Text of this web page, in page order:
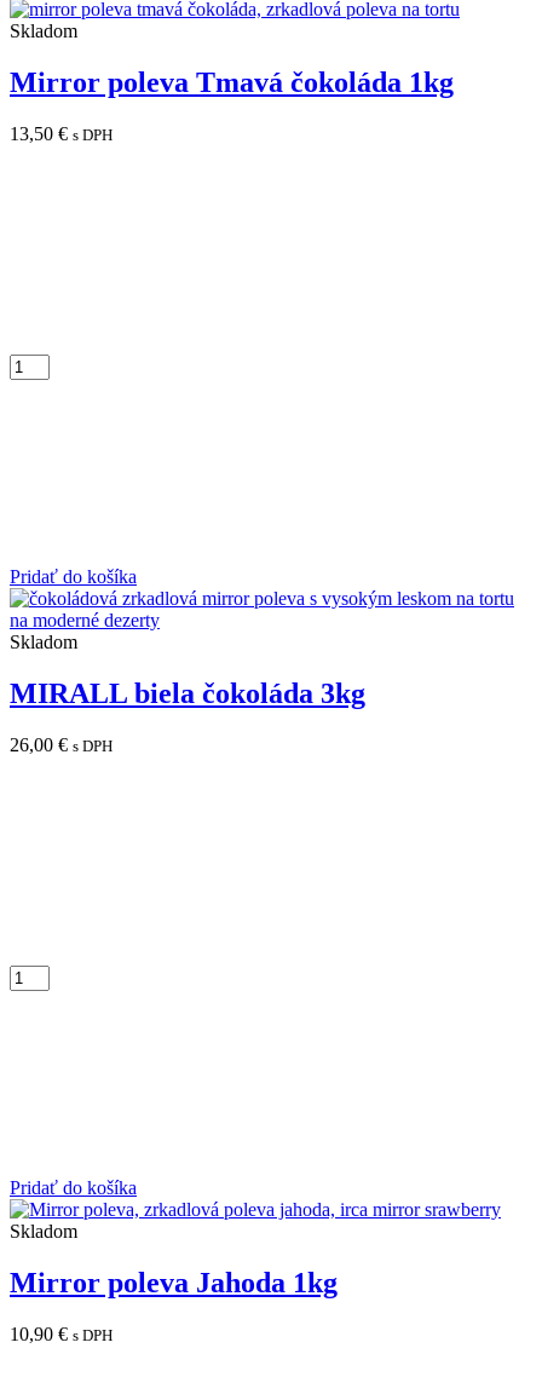
Skladom
Mirror poleva Tmavá čokoláda 1kg
13,50 € s DPH
Pridať do košíka
Skladom
MIRALL biela čokoláda 3kg
26,00 € s DPH
Pridať do košíka
Skladom
Mirror poleva Jahoda 1kg
10,90 € s DPH